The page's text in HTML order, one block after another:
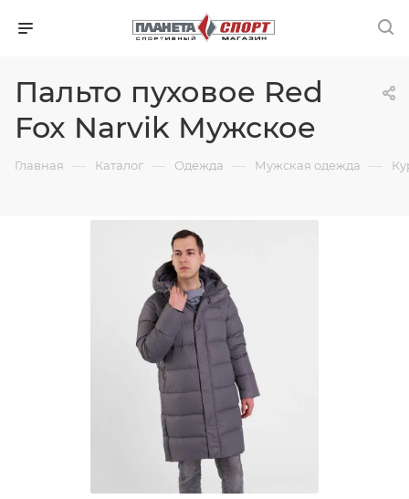
Пальто пуховое Red
Fox Narvik Мужское
Главная — Каталог — Одежда — Мужская одежда —